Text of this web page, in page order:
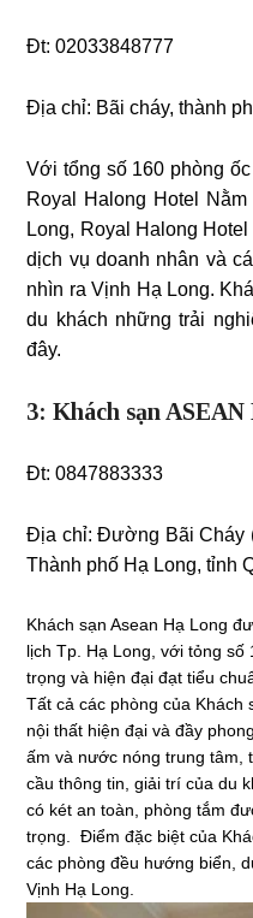
Đt: 02033848777
Địa chỉ: Bãi cháy, thành
Với tổng số 160 phòng
Royal Halong Hotel
Long, Royal Halong
dịch vụ doanh nhân và
nhìn ra Vịnh Hạ Long.
du khách những trải
đây.
3: Khách sạn
Đt: 0847883333
Địa chỉ: Đường Bãi Cháy
Thành phố Hạ Long, tỉnh
Khách sạn Asean Hạ Long
lịch Tp. Hạ Long, với tỏng
trọng và hiện đại đạt tiểu
Tất cả các phòng của
nội thất hiện đại và đầy
ấm và nước nóng trung tâm,
cầu thông tin, giải trí của du
có két an toàn, phòng tắm
trọng. Điểm đặc biệt của
các phòng đều hướng biển,
Vịnh Hạ Long.